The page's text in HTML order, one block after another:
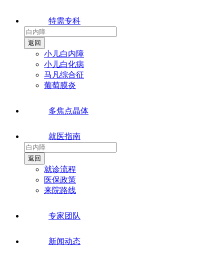
特需专科
小儿白内障
小儿白化病
马凡综合征
葡萄膜炎
多焦点晶体
就医指南
就诊流程
医保政策
来院路线
专家团队
新闻动态